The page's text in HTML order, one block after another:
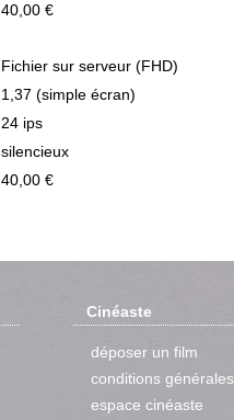
40,00 €
Fichier sur serveur (FHD)
1,37 (simple écran)
24 ips
silencieux
40,00 €
Cinéaste
déposer un film
conditions générales
espace cinéaste